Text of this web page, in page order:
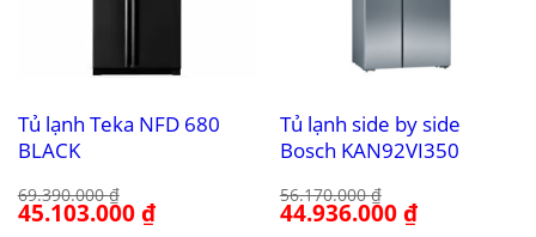
Tủ lạnh Teka NFD 680
BLACK
69.390.000₫
Giá
gốc
45.103.000₫Giá
hiện
Tủ lạnh side by side
Bosch KAN92VI350
56.170.000₫
Giá
gốc
44.936.000₫Giá
hiện